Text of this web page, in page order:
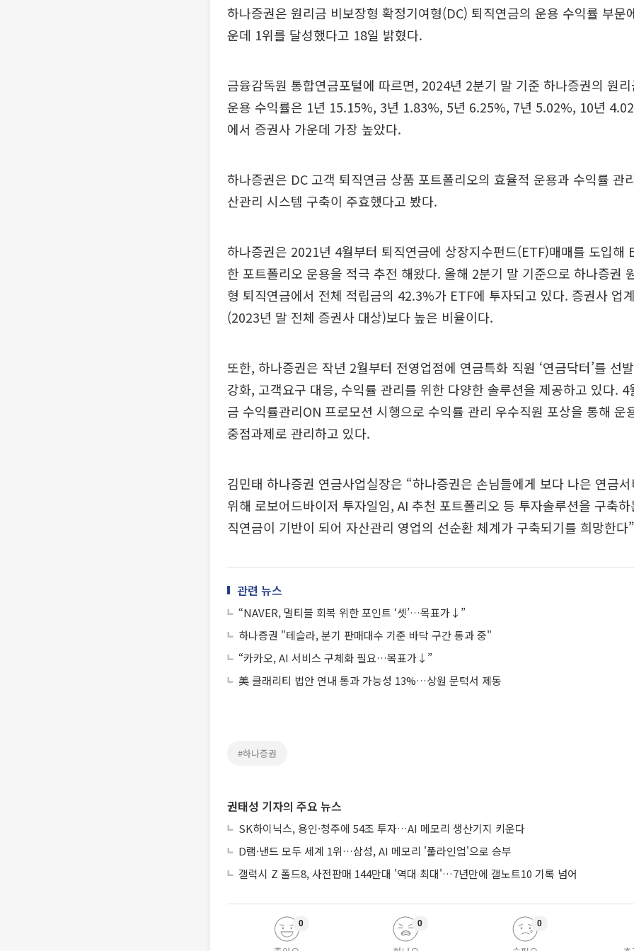
하나증권은 원리금 비보장형 확정기여형(DC) 퇴직연금의 운용 수익률 부문
운데 1위를 달성했다고 18일 밝혔다.
금융감독원 통합연금포털에 따르면, 2024년 2분기 말 기준 하나증권의 원
운용 수익률은 1년 15.15%, 3년 1.83%, 5년 6.25%, 7년 5.02%, 10년
에서 증권사 가운데 가장 높았다.
하나증권은 DC 고객 퇴직연금 상품 포트폴리오의 효율적 운용과 수익률 관
산관리 시스템 구축이 주효했다고 봤다.
하나증권은 2021년 4월부터 퇴직연금에 상장지수펀드(ETF)매매를 도입해
한 포트폴리오 운용을 적극 추전 해왔다. 올해 2분기 말 기준으로 하나증권
형 퇴직연금에서 전체 적립금의 42.3%가 ETF에 투자되고 있다. 증권사 업
(2023년 말 전체 증권사 대상)보다 높은 비율이다.
또한, 하나증권은 작년 2월부터 전영업점에 연금특화 직원 ‘연금닥터’를 선
강화, 고객요구 대응, 수익률 관리를 위한 다양한 솔루션을 제공하고 있다. 4
금 수익률관리ON 프로모션 시행으로 수익률 관리 우수직원 포상을 통해 운
중점과제로 관리하고 있다.
김민태 하나증권 연금사업실장은 “하나증권은 손님들에게 보다 나은 연금
위해 로보어드바이저 투자일임, AI 추천 포트폴리오 등 투자솔루션을 구축
직연금이 기반이 되어 자산관리 영업의 선순환 체계가 구축되기를 희망한다
관련 뉴스
“NAVER, 멀티블 회복 위한 포인트 ‘셋’…목표가↓”
하나증권 "테슬라, 분기 판매대수 기준 바닥 구간 통과 중"
“카카오, AI 서비스 구체화 필요…목표가↓”
美 클래리티 법안 연내 통과 가능성 13%…상원 문턱서 제동
#하나증권
권태성 기자의 주요 뉴스
SK하이닉스, 용인·청주에 54조 투자…AI 메모리 생산기지 키운다
D램·낸드 모두 세계 1위…삼성, AI 메모리 '풀라인업'으로 승부
갤럭시 Z 폴드8, 사전판매 144만대 '역대 최대'…7년만에 갤노트10 기록 넘어
0 0 0